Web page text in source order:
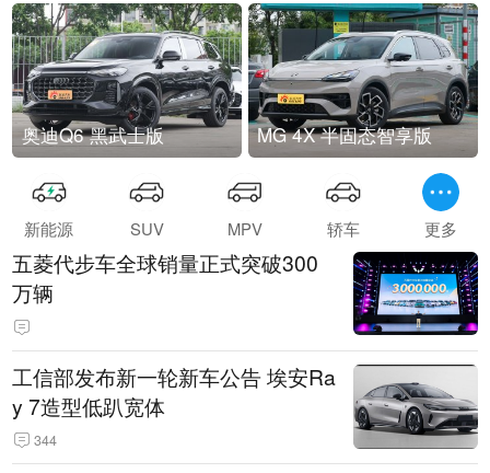
奥迪Q6 黑武士版 MG 4X 半固态智享版
新能源 SUV MPV 轿车 更多
五菱代步车全球销量正式突破300
万辆
工信部发布新一轮新车公告 埃安Ra
y 7造型低趴宽体
344